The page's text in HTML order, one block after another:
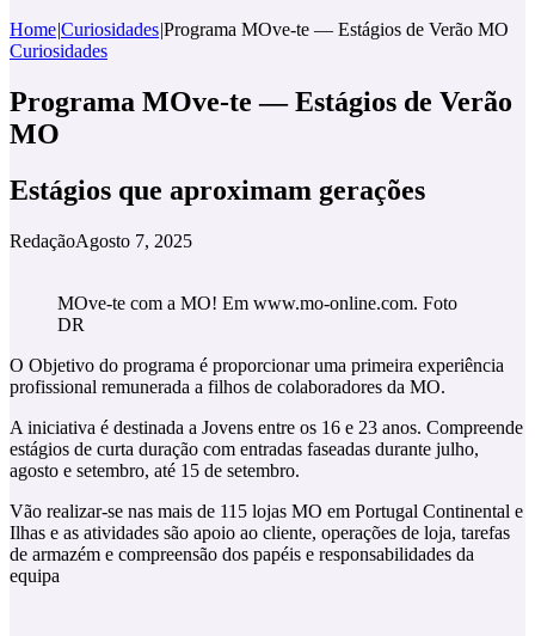
Home|Curiosidades|Programa MOve-te — Estágios de Verão MO
Curiosidades
Programa MOve-te — Estágios de Verão
MO
Estágios que aproximam gerações
RedaçãoAgosto 7, 2025
MOve-te com a MO! Em www.mo-online.com. Foto
DR
O Objetivo do programa é proporcionar uma primeira experiência
profissional remunerada a filhos de colaboradores da MO.
A iniciativa é destinada a Jovens entre os 16 e 23 anos. Compreende
estágios de curta duração com entradas faseadas durante julho,
agosto e setembro, até 15 de setembro.
Vão realizar-se nas mais de 115 lojas MO em Portugal Continental e
Ilhas e as atividades são apoio ao cliente, operações de loja, tarefas
de armazém e compreensão dos papéis e responsabilidades da
equipa